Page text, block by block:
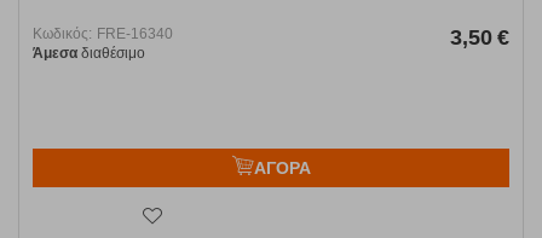
Κωδικός: FRE-16340
Άμεσα διαθέσιμο
3,50 €
ΑΓΟΡΑ